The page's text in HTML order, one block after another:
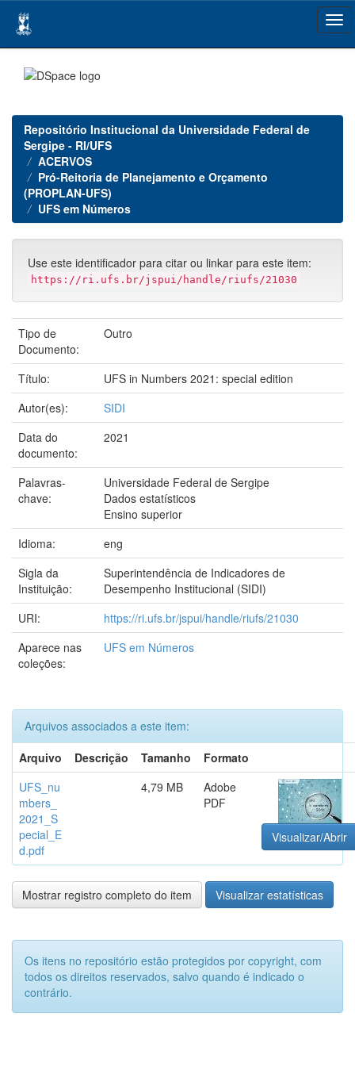
navigation
Repositório Institucional da Universidade Federal de
Sergipe - RI/UFS
ACERVOS
Pró-Reitoria de Planejamento e Orçamento
(PROPLAN-UFS)
UFS em Números
Use este identificador para citar ou linkar para este item:
https://ri.ufs.br/jspui/handle/riufs/21030
Tipo de
Documento:
Outro
Título:
UFS in Numbers 2021: special edition
Autor(es):
SIDI
Data do
documento:
2021
Palavras-
chave:
Universidade Federal de Sergipe
Dados estatísticos
Ensino superior
Idioma:
eng
Sigla da
Instituição:
Superintendência de Indicadores de
Desempenho Institucional (SIDI)
URI:
https://ri.ufs.br/jspui/handle/riufs/21030
Aparece nas
coleções:
UFS em Números
Arquivos associados a este item:
Arquivo
Descrição Tamanho
Formato
UFS_nu
mbers_
2021_S
pecial_E
d.pdf
4,79 MB
Adobe
PDF
Visualizar/Abrir
Mostrar registro completo do item Visualizar estatísticas
Os itens no repositório estão protegidos por copyright, com
todos os direitos reservados, salvo quando é indicado o
contrário.